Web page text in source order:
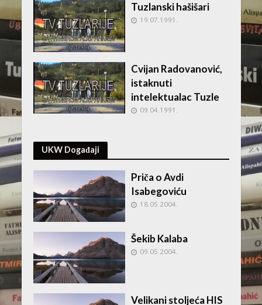
Tuzlanski hašišari
19.07.1991.
Cvijan Radovanović,
istaknuti
intelektualac Tuzle
09.04.1991.
UKW Događaji
Priča o Avdi
Isabegoviću
18.05.2004.
Šekib Kalaba
09.05.2004.
Velikani stoljeća HIS